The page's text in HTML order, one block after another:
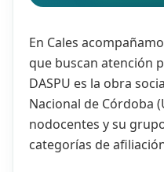
En Cales
que buscan atención
DASPU es la obra
Nacional de Córdoba
nodocentes y su
categorías de